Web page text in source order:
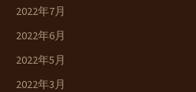
2022年7月
2022年6月
2022年5月
2022年3月